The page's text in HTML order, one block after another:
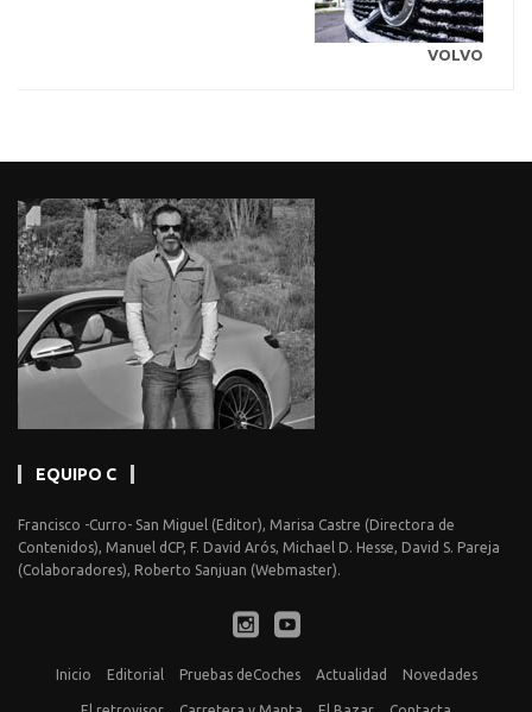
VOLVO
EQUIPO C
Francisco -Curro- San Miguel (Editor), Marisa Castre (Directora de
Contenidos), Manuel dCP, F. David Arós, Michael D. Hesse, David S. Pareja
(Colaboradores), Roberto Sanjuan (Webmaster).
Inicio Editorial Pruebas deCoches Actualidad Novedades